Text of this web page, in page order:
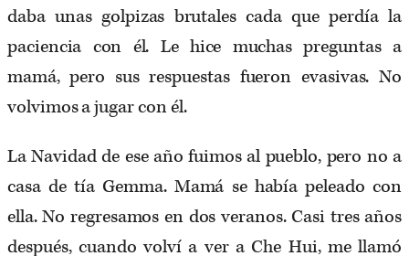
daba unas golpizas brutales cada que perdía la
paciencia con él. Le hice muchas preguntas a
mamá, pero sus respuestas fueron evasivas. No
volvimos a jugar con él.
La Navidad de ese año fuimos al pueblo, pero no a
casa de tía Gemma. Mamá se había peleado con
ella. No regresamos en dos veranos. Casi tres años
después, cuando volví a ver a Che Hui, me llamó